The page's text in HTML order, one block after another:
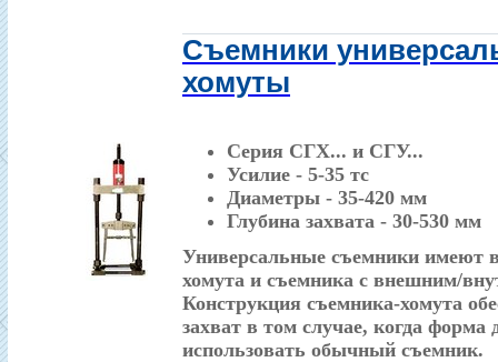
Cъемники
хомуты
Серия СГХ... и СГУ...
Усилие - 5-35 тс
Диаметры - 35-420 мм
Глубина захвата - 30-530 мм
Универсальные съемники имеют
хомута и съемника с внешним/
Конструкция съемника-хомута
захват в том случае, когда форма
использовать обычный съемник.